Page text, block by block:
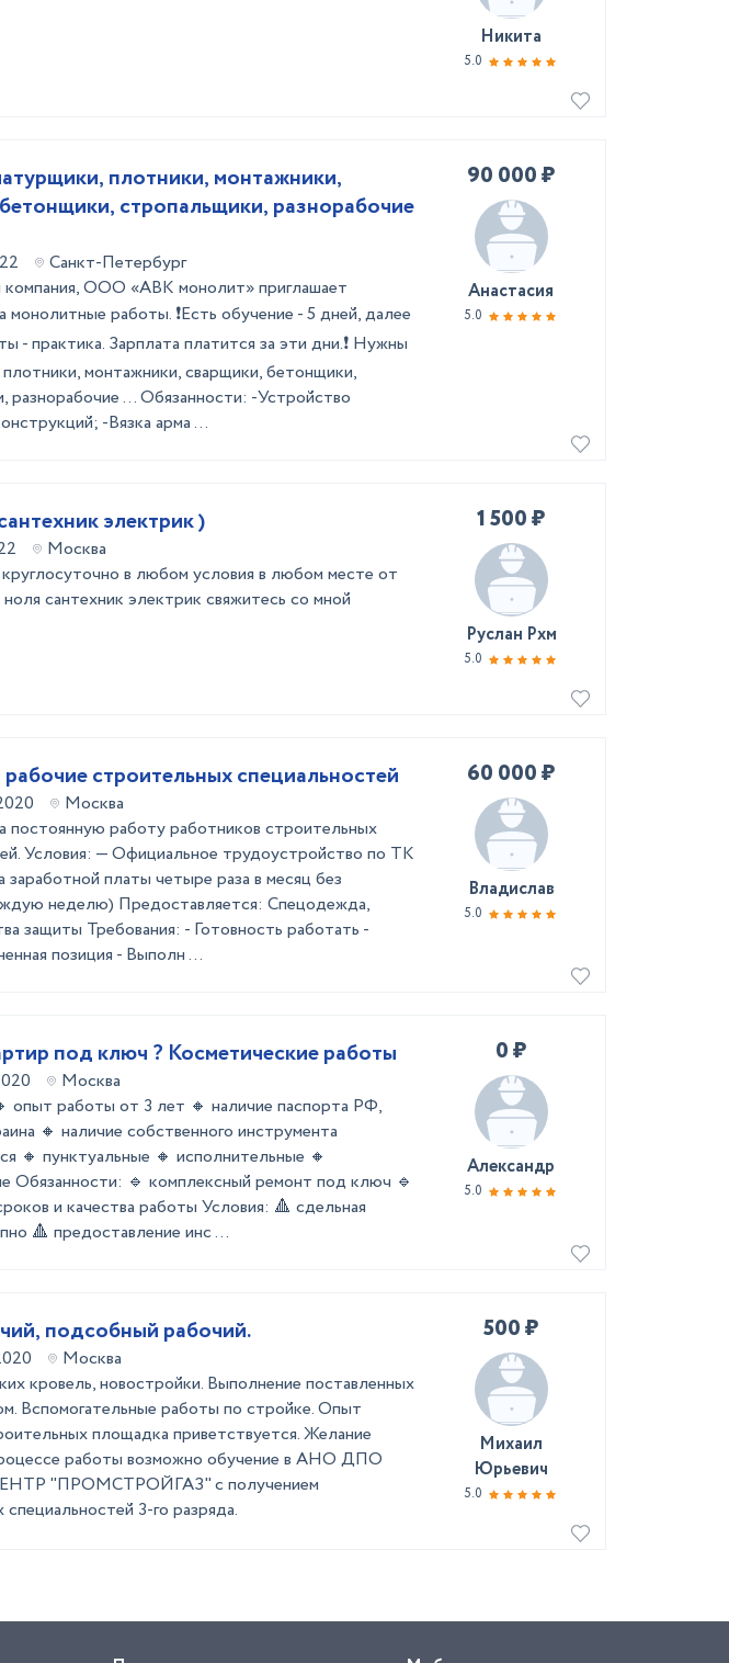
Никита
5.0
плотники, монтажники,
стропальщики, разнорабочие
Санкт-Петербург
компания, ООО «АВК монолит» приглашает
монолитные работы. ❗Есть обучение - 5 дней, далее
- практика. Зарплата платится за эти дни.❗ Нужны
монтажники, сварщики, бетонщики,
разнорабочие ... Обязанности: -Устройство
-Вязка арма ...
90 000 ₽
Анастасия
5.0
электрик )
Москва
в любом условия в любом месте от
сантехник электрик свяжитесь со мной
1 500 ₽
Руслан Рхм
5.0
строительных специальностей
Москва
постоянную работу работников строительных
Условия: — Официальное трудоустройство по ТК
платы четыре раза в месяц без
неделю) Предоставляется: Спецодежда,
защиты Требования: - Готовность работать -
позиция - Выполн ...
60 000 ₽
Владислав
5.0
Ремонт квартир под ключ ? Косметические работы
Москва
опыт работы от 3 лет 🔸 наличие паспорта РФ,
🔸 наличие собственного инструмента
🔸 пунктуальные 🔸 исполнительные 🔸
Обязанности: 🔹 комплексный ремонт под ключ 🔹
и качества работы Условия: 🔺 сдельная
🔺 предоставление инс ...
0 ₽
Александр
5.0
подсобный рабочий.
Москва
кровель, новостройки. Выполнение поставленных
Вспомогательные работы по стройке. Опыт
площадка приветствуется. Желание
работы возможно обучение в АНО ДПО
"ПРОМСТРОЙГАЗ" с получением
3-го разряда.
500 ₽
Михаил
Юрьевич
5.0